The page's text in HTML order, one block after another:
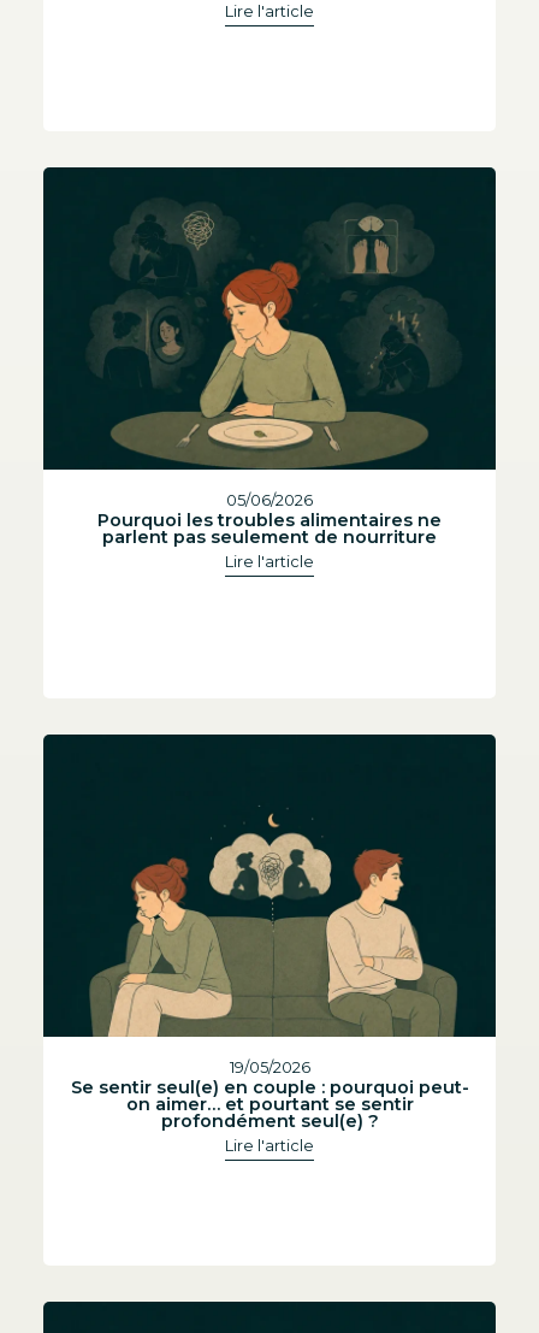
Lire l'article
05/06/2026
Pourquoi les troubles alimentaires ne
parlent pas seulement de nourriture
Lire l'article
19/05/2026
Se sentir seul(e) en couple : pourquoi peut-
on aimer… et pourtant se sentir
profondément seul(e) ?
Lire l'article